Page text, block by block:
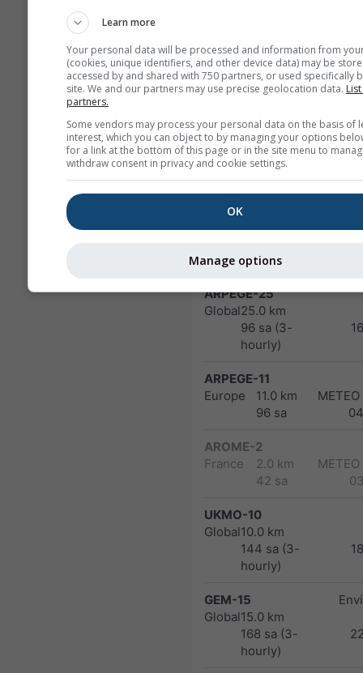
48 sa
NAM-3
60 sa
HRRR-2
17 sa
48 sa
ARPEGE-25
Global25.0 km
96 sa (3-
hourly)
ARPEGE-11
Europe
11.0 km
96 sa
AROME-2
France
2.0 km
42 sa
UKMO-10
Global10.0 km
144 sa (3-
hourly)
GEM-15
Global15.0 km
168 sa (3-
hourly)
Learn more
Your personal data will be processed and information from
(cookies, unique identifiers, and other device data) may be
accessed by and shared with 750 partners, or used specifically
site. We and our partners may use precise geolocation data.
partners.
Some vendors may process your personal data on the basis of
interest, which you can object to by managing your options
for a link at the bottom of this page or in the site menu to
withdraw consent in privacy and cookie settings.
OK
Manage options